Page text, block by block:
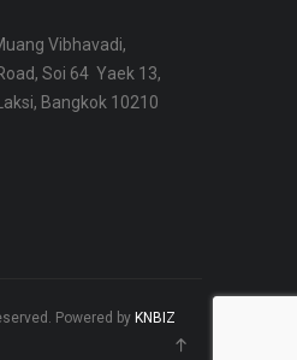
Vibhavadi,
Soi 64 Yaek 13,
Bangkok 10210
Powered by KNBIZ